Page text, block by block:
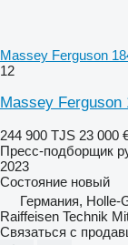
Massey Ferguson
12
Massey Ferguson
244 900 TJS 23 000
Пресс-подборщик
2023
Состояние новый
Германия, Holle-
Raiffeisen Technik
Связаться с